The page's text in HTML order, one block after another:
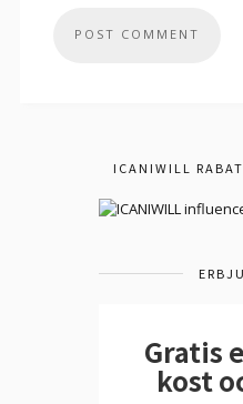
ICANIWILL
Gratis
kost